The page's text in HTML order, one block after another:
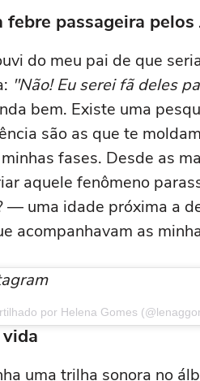
febre passageira
do meu pai de que
"Não! Eu serei fã deles
bem. Existe uma
são as que te
fases. Desde as
aquele fenômeno
uma idade próxima a
acompanhavam as
por Helena Gomes
uma trilha sonora no